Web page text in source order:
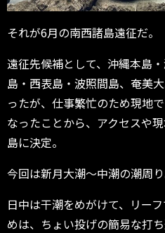
それが6月の南西諸島遠征だ。
遠征先候補として、沖縄本島
島・西表島・波照間島、奄美
ったが、仕事繁忙のため現地
なったことから、アクセスや
島に決定。
今回は新月大潮～中潮の潮周り
日中は干潮をめがけて、リー
めは、ちょい投げの簡易な打